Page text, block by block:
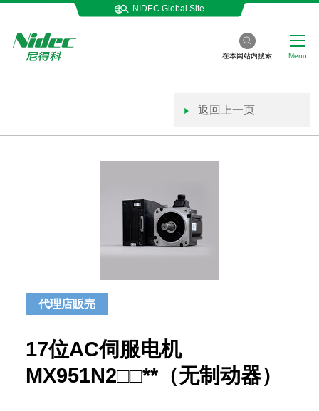
NIDEC Global Site
在本网站内搜索 Menu
返回上一页
代理店販売
17位AC伺服电机
MX951N2□□**（无制动器）